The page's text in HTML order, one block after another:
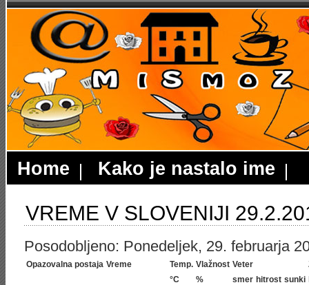
Home Kako je nastalo ime
VREME V SLOVENIJI
Posodobljeno: Ponedeljek, 29. februarja
Opazovalna postaja Vreme Temp. Vlažnost Veter
°C
% smer hitrost sunki